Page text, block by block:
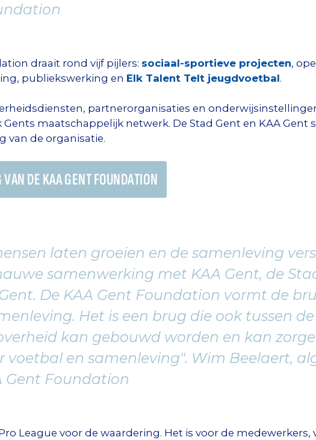
draait rond vijf pijlers: sociaal-sportieve projecten,
publiekswerking en Elk Talent Telt jeugdvoetbal.
partnerorganisaties en
maatschappelijk netwerk. De Stad Gent en KAA Gent
van de organisatie.
DE KAA GENT FOUNDATION
laten groeien en de samenleving
samenwerking met KAA Gent, de
De KAA Gent Foundation vormt de
Het is een brug die ook tussen de
kan gebouwd worden en kan
en samenleving". Wim Beelaert,
Gent Foundation
League voor de waardering. Het is voor de medewerkers,